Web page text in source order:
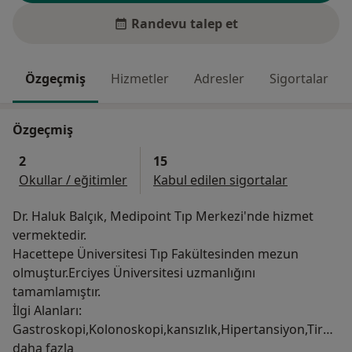
Randevu talep et
Özgeçmiş Hizmetler Adresler Sigortalar
Özgeçmiş
2
Okullar / eğitimler
15
Kabul edilen sigortalar
Dr. Haluk Balçık, Medipoint Tıp Merkezi'nde hizmet
vermektedir.
Hacettepe Üniversitesi Tıp Fakültesinden mezun
olmuştur.Erciyes Üniversitesi uzmanlığını
tamamlamıştır.
İlgi Alanları:
Gastroskopi,Kolonoskopi,kansızlık,Hipertansiyon,Tiroi
d hastalıkları,Diabet ve metabolizma,hormonal
daha fazla